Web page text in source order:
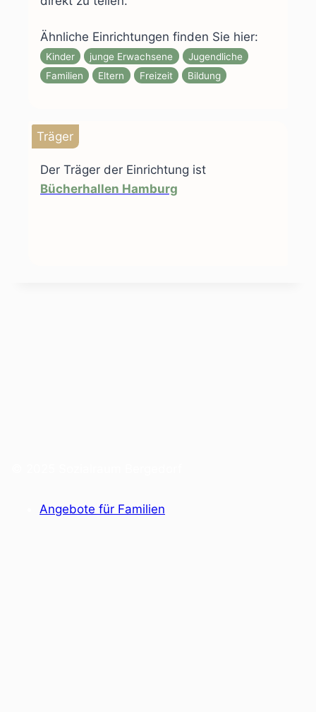
Ähnliche Einrichtungen finden Sie hier:
Kinder junge Erwachsene
Jugendliche
Familien
Eltern Freizeit Bildung
Träger
Der Träger der Einrichtung ist
Bücherhallen Hamburg
Angebote für Familien